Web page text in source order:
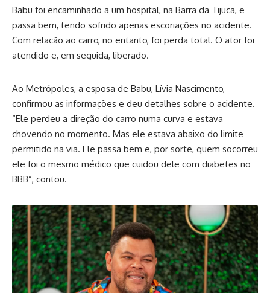
Babu foi encaminhado a um hospital, na Barra da Tijuca, e
passa bem, tendo sofrido apenas escoriações no acidente.
Com relação ao carro, no entanto, foi perda total. O ator foi
atendido e, em seguida, liberado.
Ao Metrópoles, a esposa de Babu, Lívia Nascimento,
confirmou as informações e deu detalhes sobre o acidente.
“Ele perdeu a direção do carro numa curva e estava
chovendo no momento. Mas ele estava abaixo do limite
permitido na via. Ele passa bem e, por sorte, quem socorreu
ele foi o mesmo médico que cuidou dele com diabetes no
BBB”, contou.